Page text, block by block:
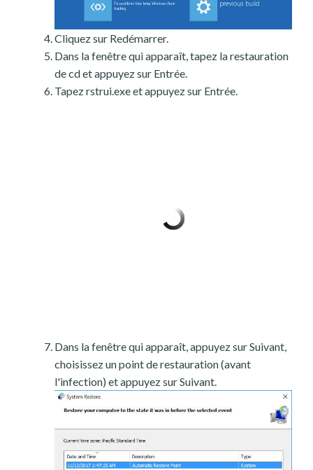
Cliquez sur Redémarrer.
Dans la fenêtre qui apparaît, tapez la restauration
de cd et appuyez sur Entrée.
Tapez rstrui.exe et appuyez sur Entrée.
Dans la fenêtre qui apparaît, appuyez sur Suivant,
choisissez un point de restauration (avant
l'infection) et appuyez sur Suivant.